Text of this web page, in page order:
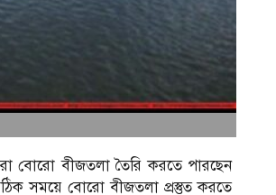
বোরো বীজতলা তৈরি করতে পারছেন
সময়ে বোরো বীজতলা প্রস্তুত করতে